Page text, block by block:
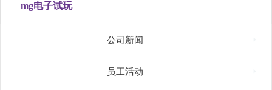
mg电子试玩
公司新闻
员工活动